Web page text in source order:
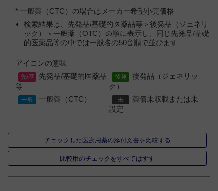
* 一般薬（OTC）の場合はメーカー希望小売価格
検索結果は、先発品/基礎的医薬品等＞後発品（ジェネリ
ック）＞一般薬（OTC）の順に表示し、同じ先発品/基礎
的医薬品等の中では一般名の50音順で並びます
アイコンの意味
先発品/基礎的医薬品
等
後発品（ジェネリッ
ク）
一般薬（OTC）
薬価未収載または未
設定
チェックした医療用薬の添付文書を比較する
比較用のチェックをすべてはずす